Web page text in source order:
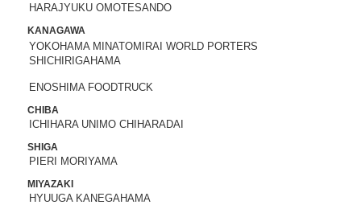
2022.05.27
6/7より、ジェイアール名古屋タカシマヤ
に、TEDDY'S BIGGER BURGERSが期間
昭文社 国内観光旅行情報サイト『MAPPL
掲載されました。
2022.05.20
HARAJYUKU OMOTESANDO
KANAGAWA
YOKOHAMA MINATOMIRAI WORLD PORTERS
SHICHIRIGAHAMA
ENOSHIMA FOODTRUCK
CHIBA
ICHIHARA UNIMO CHIHARADAI
SHIGA
PIERI MORIYAMA
MIYAZAKI
HYUUGA KANEGAHAMA